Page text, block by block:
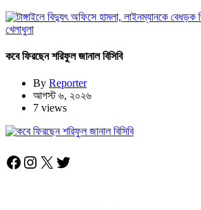
খেলাধুলা
কবে ফিরছেন শরিফুল জানাল বিসিবি
By Reporter
আগস্ট ৬, ২০২৬
7 views
Facebook
Instagram
X Twitter